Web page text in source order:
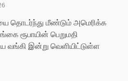
தொடர்ந்து மீண்டும் அமெரிக்க
ரூபாயின் பெறுமதி
வங்கி இன்று வெளியிட்டுள்ள